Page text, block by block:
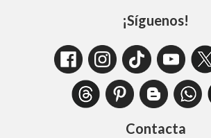
¡Síguenos!
Contacta